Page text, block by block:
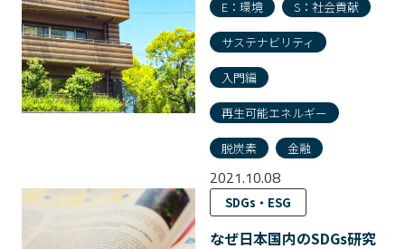
E：環境 S：社会貢献
サステナビリティ
入門編
再生可能エネルギー
脱炭素 金融
2021.10.08
SDGs・ESG
なぜ日本国内のSDGs研究